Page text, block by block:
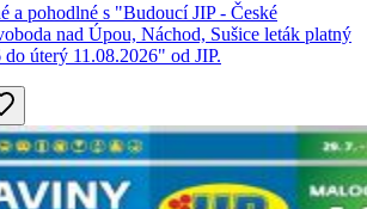
a pohodlné s "Budoucí JIP - České
nad Úpou, Náchod, Sušice leták platný
úterý 11.08.2026" od JIP.